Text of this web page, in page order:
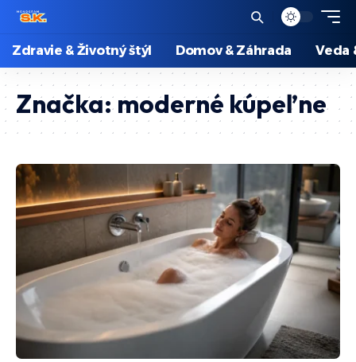
Zdravie & Životný štýl Domov & Záhrada Veda
Značka:moderné kúpeľne